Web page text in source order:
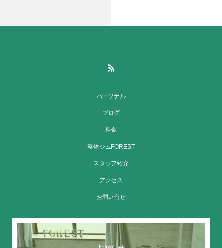
パーソナル
ブログ
料金
整体ジムFOREST
スタッフ紹介
アクセス
お問い合せ